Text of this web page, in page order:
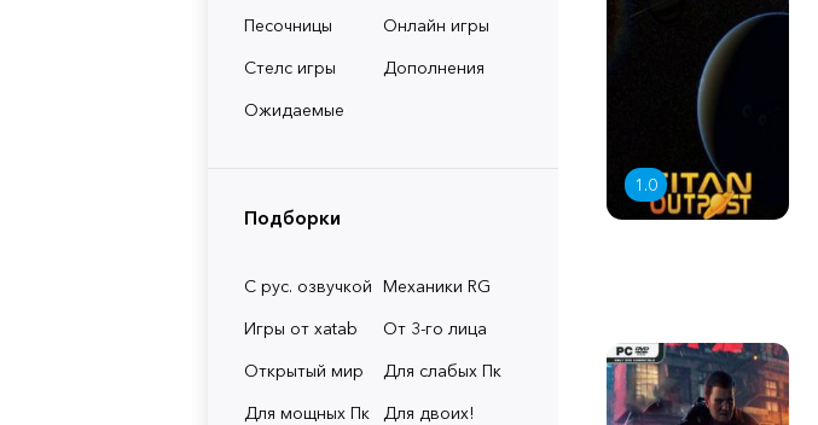
Песочницы
Онлайн игры
Стелс игры
Дополнения
Ожидаемые
Подборки
С рус. озвучкой Механики RG
Игры от xatab
От 3-го лица
Открытый мир
Для слабых Пк
Для мощных Пк
Для двоих!
1.0